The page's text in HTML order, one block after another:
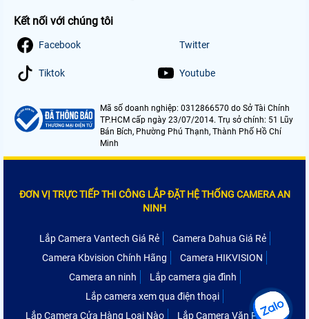
Kết nối với chúng tôi
Facebook Twitter
Tiktok Youtube
Mã số doanh nghiệp: 0312866570 do Sở Tài Chính
TP.HCM cấp ngày 23/07/2014. Trụ sở chính: 51 Lũy
Bán Bích, Phường Phú Thạnh, Thành Phố Hồ Chí
Minh
ĐƠN VỊ TRỰC TIẾP THI CÔNG LẮP ĐẶT HỆ THỐNG CAMERA AN
NINH
Lắp Camera Vantech Giá Rẻ
Camera Dahua Giá Rẻ
Camera Kbvision Chính Hãng
Camera HIKVISION
Camera an ninh
Lắp camera gia đình
Lắp camera xem qua điện thoại
Lắp Camera Cửa Hàng Loại Nào
Lắp Camera Văn Phòng